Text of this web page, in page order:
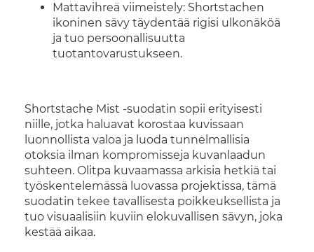
Mattavihreä viimeistely: Shortstachen
ikoninen sävy täydentää rigisi ulkonäköä
ja tuo persoonallisuutta
tuotantovarustukseen.
Shortstache Mist -suodatin sopii erityisesti
niille, jotka haluavat korostaa kuvissaan
luonnollista valoa ja luoda tunnelmallisia
otoksia ilman kompromisseja kuvanlaadun
suhteen. Olitpa kuvaamassa arkisia hetkiä tai
työskentelemässä luovassa projektissa, tämä
suodatin tekee tavallisesta poikkeuksellista ja
tuo visuaalisiin kuviin elokuvallisen sävyn, joka
kestää aikaa.